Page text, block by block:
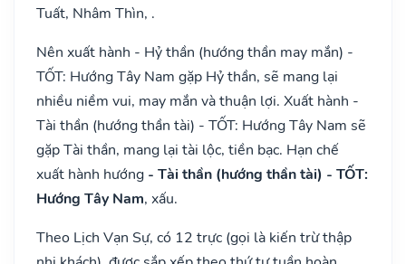
Tuất, Nhâm Thìn, .
Nên xuất hành - Hỷ thần (hướng thần may mắn) -
TỐT: Hướng Tây Nam gặp Hỷ thần, sẽ mang lại
nhiều niềm vui, may mắn và thuận lợi. Xuất hành -
Tài thần (hướng thần tài) - TỐT: Hướng Tây Nam sẽ
gặp Tài thần, mang lại tài lộc, tiền bạc. Hạn chế
xuất hành hướng - Tài thần (hướng thần tài) - TỐT:
Hướng Tây Nam, xấu.
Theo Lịch Vạn Sự, có 12 trực (gọi là kiến trừ thập